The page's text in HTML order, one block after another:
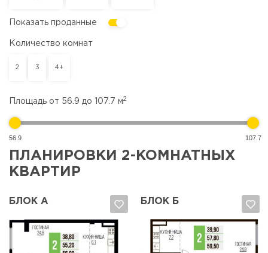
Показать проданные
Количество комнат
2 3 4+
Площадь от 56.9 до 107.7 м2
56.9 107.7
ПЛАНИРОВКИ 2-КОМНАТНЫХ
КВАРТИР
БЛОК А БЛОК Б